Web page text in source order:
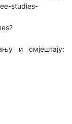
studies-
и смјештају: